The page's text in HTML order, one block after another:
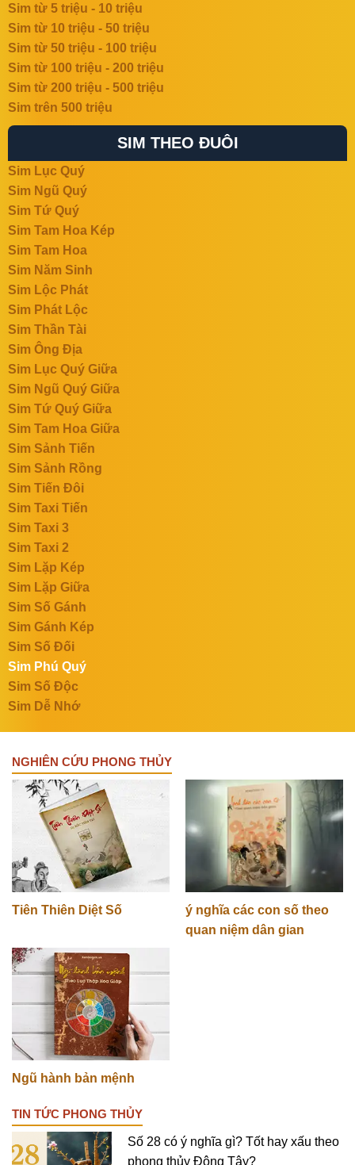
Sim từ 5 triệu - 10 triệu
Sim từ 10 triệu - 50 triệu
Sim từ 50 triệu - 100 triệu
Sim từ 100 triệu - 200 triệu
Sim từ 200 triệu - 500 triệu
Sim trên 500 triệu
SIM THEO ĐUÔI
Sim Lục Quý
Sim Ngũ Quý
Sim Tứ Quý
Sim Tam Hoa Kép
Sim Tam Hoa
Sim Năm Sinh
Sim Lộc Phát
Sim Phát Lộc
Sim Thần Tài
Sim Ông Địa
Sim Lục Quý Giữa
Sim Ngũ Quý Giữa
Sim Tứ Quý Giữa
Sim Tam Hoa Giữa
Sim Sảnh Tiến
Sim Sảnh Rồng
Sim Tiến Đôi
Sim Taxi Tiến
Sim Taxi 3
Sim Taxi 2
Sim Lặp Kép
Sim Lặp Giữa
Sim Số Gánh
Sim Gánh Kép
Sim Số Đối
Sim Phú Quý
Sim Số Độc
Sim Dễ Nhớ
NGHIÊN CỨU PHONG THỦY
Tiên Thiên Diệt Số
ý nghĩa các con số theo
quan niệm dân gian
Ngũ hành bản mệnh
TIN TỨC PHONG THỦY
Số 28 có ý nghĩa gì? Tốt hay xấu theo
phong thủy Đông Tây?